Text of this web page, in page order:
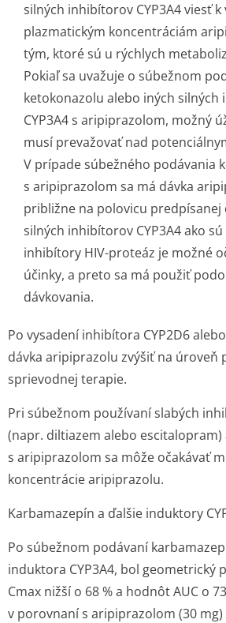
silných inhibítorov CYP3A4 viesť k
plazmatickým koncentráciám
tým, ktoré sú u rýchlych
Pokiaľ sa uvažuje o súbežnom
ketokonazolu alebo iných
CYP3A4 s aripiprazolom, možný
musí prevažovať nad
V prípade súbežného podávania
s aripiprazolom sa má dávka
približne na polovicu predpísanej
silných inhibítorov CYP3A4 ako
inhibítory HIV-proteáz je možné
účinky, a preto sa má použiť
dávkovania.
Po vysadení inhibítora CYP2D6
dávka aripiprazolu zvýšiť na úroveň
sprievodnej terapie.
Pri súbežnom používaní slabých
(napr. diltiazem alebo escitalopram)
s aripiprazolom sa môže očakávať
koncentrácie aripiprazolu.
Karbamazepín a ďalšie induktory
Po súbežnom podávaní
induktora CYP3A4, bol geometrický
Cmax nižší o 68 % a hodnôt AUC o
v porovnaní s aripiprazolom (30